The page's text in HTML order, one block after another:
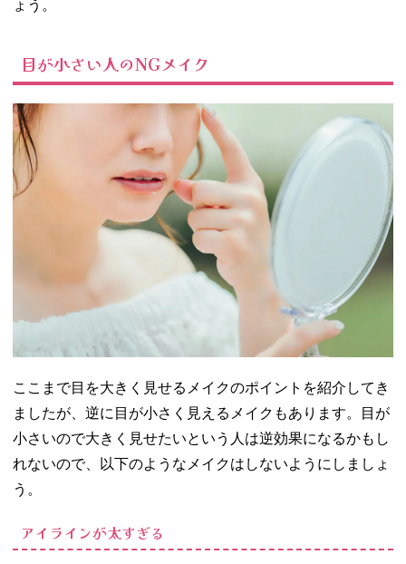
ょう。
目が小さい人のNGメイク
ここまで目を大きく見せるメイクのポイントを紹介してき
ましたが、逆に目が小さく見えるメイクもあります。目が
小さいので大きく見せたいという人は逆効果になるかもし
れないので、以下のようなメイクはしないようにしましょ
う。
アイラインが太すぎる